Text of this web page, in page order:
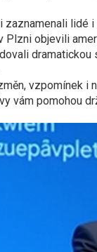
lidé
Plzni objevili
vzpomínek i
vám pomohou